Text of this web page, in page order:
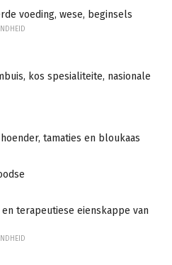
voeding, wese, beginsels
kos spesialiteite, nasionale
tamaties en bloukaas
terapeutiese eienskappe van